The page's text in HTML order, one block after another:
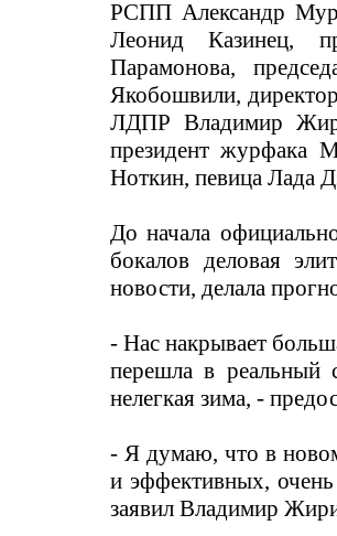
РСПП Александр
Леонид Казинец,
Парамонова,
Якобошвили,
ЛДПР Владимир
президент журфака
Ноткин, певица Лада
До начала
бокалов деловая
новости, делала
- Нас накрывает
перешла в реальный
нелегкая зима, -
- Я думаю, что в
и эффективных,
заявил Владимир